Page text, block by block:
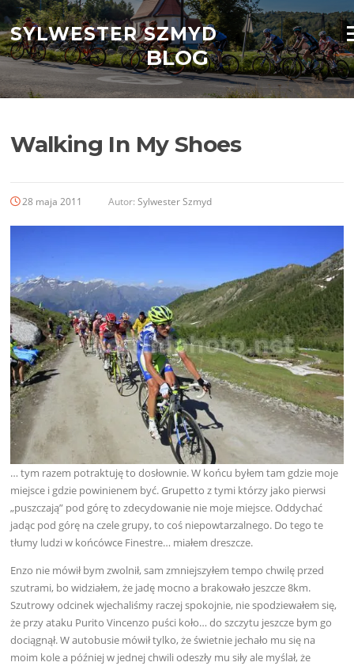
Przejdź
do
treściSYLWESTER SZMYD
BLOG
Walking In My Shoes
28 maja 2011 Autor:Sylwester Szmyd
… tym razem potraktuję to dosłownie. W końcu byłem tam gdzie moje
miejsce i gdzie powinienem być. Grupetto z tymi którzy jako pierwsi
„puszczają” pod górę to zdecydowanie nie moje miejsce. Oddychać
jadąc pod górę na czele grupy, to coś niepowtarzalnego. Do tego te
tłumy ludzi w końcówce Finestre… miałem dreszcze.
Enzo nie mówił bym zwolnił, sam zmniejszyłem tempo chwilę przed
szutrami, bo widziałem, że jadę mocno a brakowało jeszcze 8km.
Szutrowy odcinek wjechaliśmy raczej spokojnie, nie spodziewałem się,
że przy ataku Purito Vincenzo puści koło… do szczytu jeszcze bym go
dociągnął. W autobusie mówił tylko, że świetnie jechało mu się na
moim kole a później w jednej chwili odeszły mu siły ale myślał, że